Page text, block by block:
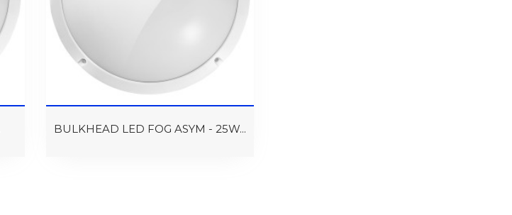
BULKHEAD LED FOG ASYM - 25W...